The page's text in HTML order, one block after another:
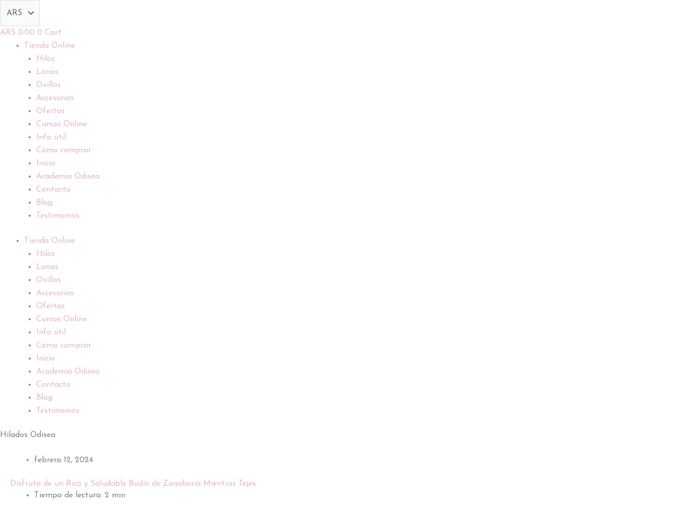
contenido
ARS 0.00 0 Cart
Tienda Online
Hilos
Lanas
Ovillos
Accesorios
Ofertas
Cursos Online
Info útil
Cómo comprar
Inicio
Academia Odisea
Contacto
Blog
Testimonios
Tienda Online
Hilos
Lanas
Ovillos
Accesorios
Ofertas
Cursos Online
Info útil
Cómo comprar
Inicio
Academia Odisea
Contacto
Blog
Testimonios
Hilados Odisea
febrero 12, 2024
Disfruta de un Rico y Saludable Budín de Zanahoria Mientras Tejes
Tiempo de lectura: 2 min